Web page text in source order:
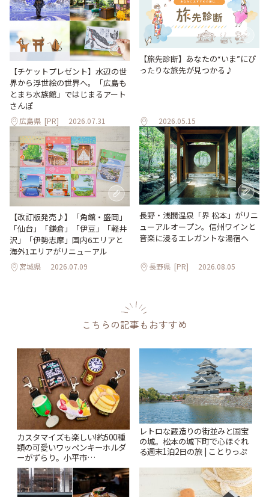
【チケットプレゼント】水辺の世
界から浮世絵の世界へ。「広島も
とまち水族館」ではじまるアート
さんぽ
広島県 [PR] 2026.07.31
【旅先診断】あなたの“いま”にぴ
ったりな旅先が見つかる♪
2026.05.15
【改訂版発売♪】「角館・盛岡」
「仙台」「鎌倉」「伊豆」「軽井
沢」「伊勢志摩」国内6エリアと
海外1エリアがリニューアル
宮城県 2026.07.09
長野・浅間温泉「界 松本」がリニ
ューアルオープン。信州ワインと
音楽に浸るエレガントな湯宿へ
長野県 [PR] 2026.08.05
こちらの記事もおすすめ
カスタマイズも楽しい!約500種
類の可愛いワッペンキーホルダ
ーがずらり。小平市
「Kimamaya T&K」 | ことりっ
ぷ
レトロな蔵造りの街並みと国宝
の城。松本の城下町で心ほぐれ
る週末1泊2日の旅 | ことりっぷ